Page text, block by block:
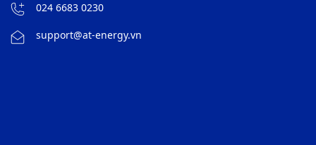
024 6683 0230
support@at-energy.vn